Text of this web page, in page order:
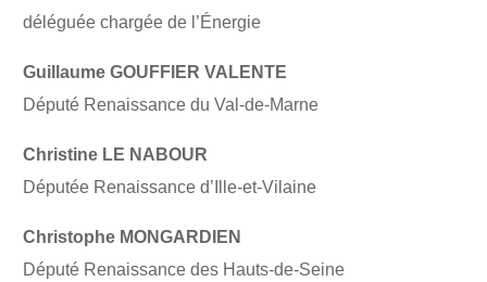
déléguée chargée de l’Énergie
Guillaume GOUFFIER VALENTE
Député Renaissance du Val-de-Marne
Christine LE NABOUR
Députée Renaissance d’Ille-et-Vilaine
Christophe MONGARDIEN
Député Renaissance des Hauts-de-Seine